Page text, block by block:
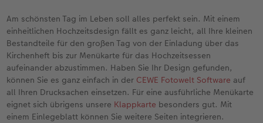
Jahrbuch gestalten
CEWE FOTOBUCH Kids
Panoramaseite
Schuber
Bilderboxen
Premium Poster
Fotosticker
Fotosets
Photo Streetmap Poster
Acrylglas
Alu-Dibond
Foto auf Holz
Dankeskarten Kommunion
Dankeskarten
Urlaubsgrüße
Weitere Anlässe
Textilien
Schule & Büro
Foto-Geschenkbox
Art Prints
Wandkalender mit Design
NEU: Wandkalender Fineline
Kalender-Kundenbeispiele
Neuheiten
Max Case
Smartflip
PopGrip
Cardholder
Danke sagen
Liebe schenken
Geburtstagsgeschenke
Inspiration
App
Am schönsten Tag im Leben soll alles perfekt sein. Mit einem
einheitlichen Hochzeitsdesign fällt es ganz leicht, all Ihre kleinen
Bestandteile für den großen Tag von der Einladung über das
Kirchenheft bis zur Menükarte für das Hochzeitsessen
aufeinander abzustimmen. Haben Sie Ihr Design gefunden,
können Sie es ganz einfach in der CEWE Fotowelt Software auf
all Ihren Drucksachen einsetzen. Für eine ausführliche Menükarte
eignet sich übrigens unsere Klappkarte besonders gut. Mit
einem Einlegeblatt können Sie weitere Seiten integrieren.